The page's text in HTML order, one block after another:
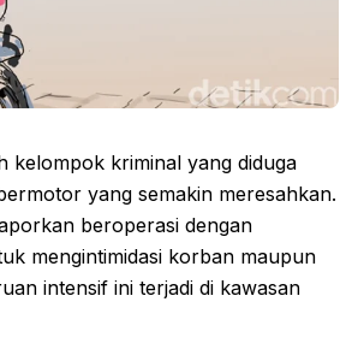
kelompok kriminal yang diduga
yang semakin meresahkan.
beroperasi dengan
mengintimidasi korban maupun
intensif ini terjadi di kawasan